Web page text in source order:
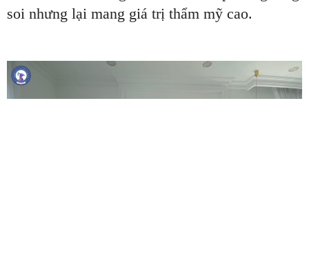
soi nhưng lại mang giá trị thẩm mỹ cao.